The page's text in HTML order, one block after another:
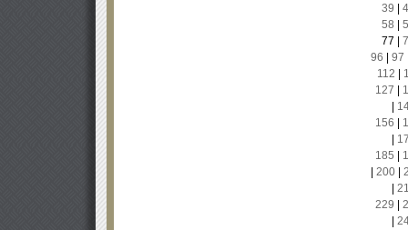
39
58
77
96
97
112
127
156
185
200|
229